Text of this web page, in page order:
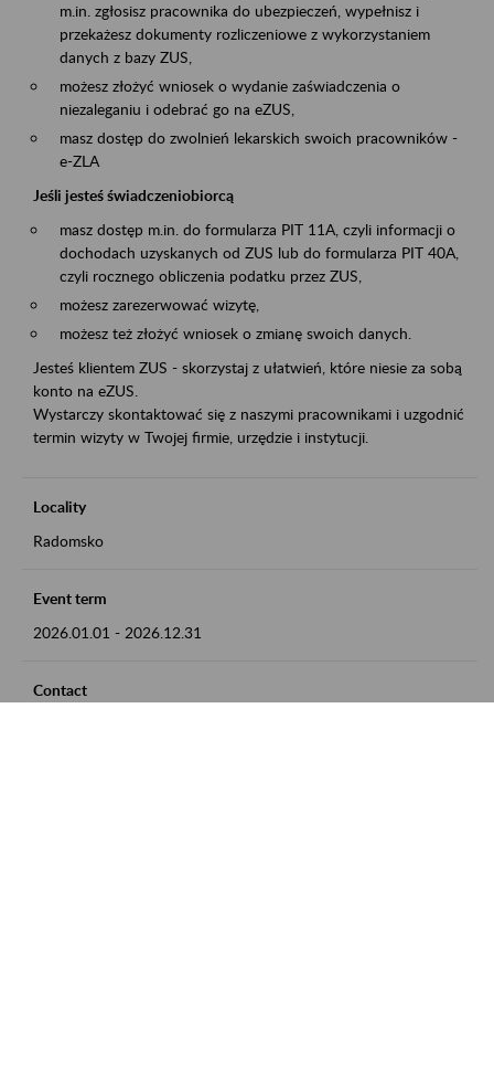
m.in. zgłosisz pracownika do ubezpieczeń, wypełnisz i
przekażesz dokumenty rozliczeniowe z wykorzystaniem
danych z bazy ZUS,
możesz złożyć wniosek o wydanie zaświadczenia o
niezaleganiu i odebrać go na eZUS,
masz dostęp do zwolnień lekarskich swoich pracowników -
e-ZLA
Jeśli jesteś świadczeniobiorcą
masz dostęp m.in. do formularza PIT 11A, czyli informacji o
dochodach uzyskanych od ZUS lub do formularza PIT 40A,
czyli rocznego obliczenia podatku przez ZUS,
możesz zarezerwować wizytę,
możesz też złożyć wniosek o zmianę swoich danych.
Jesteś klientem ZUS - skorzystaj z ułatwień, które niesie za sobą
konto na eZUS.
Wystarczy skontaktować się z naszymi pracownikami i uzgodnić
termin wizyty w Twojej firmie, urzędzie i instytucji.
Locality
Radomsko
Event term
2026.01.01 - 2026.12.31
Contact